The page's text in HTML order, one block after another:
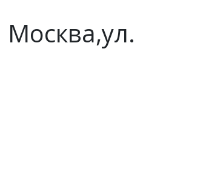
Москва,ул.